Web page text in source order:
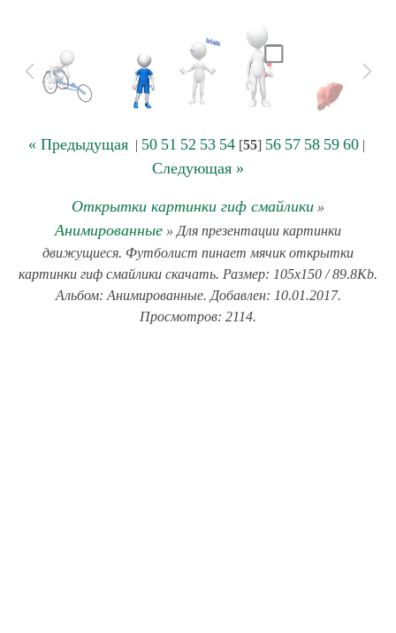
« Предыдущая| 50 51 52 53 54[55] 56 57 58 59 60|
Следующая »
Открытки картинки гиф смайлики »
Анимированные » Для презентации картинки
движущиеся. Футболист пинает мячик открытки
картинки гиф смайлики скачать. Размер: 105x150 / 89.8Kb.
Альбом: Анимированные. Добавлен: 10.01.2017.
Просмотров: 2114.